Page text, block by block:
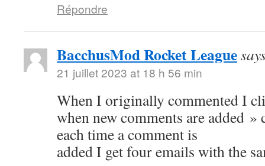
Répondre
BacchusMod Rocket League
21 juillet 2023 at 18 h 56 min
When I originally commented I
when new comments are added »
each time a comment is
added I get four emails with the